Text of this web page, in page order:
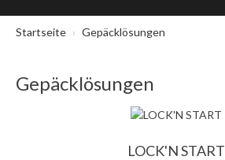
Startseite Gepäcklösungen
Gepäcklösungen
LOCK'N START